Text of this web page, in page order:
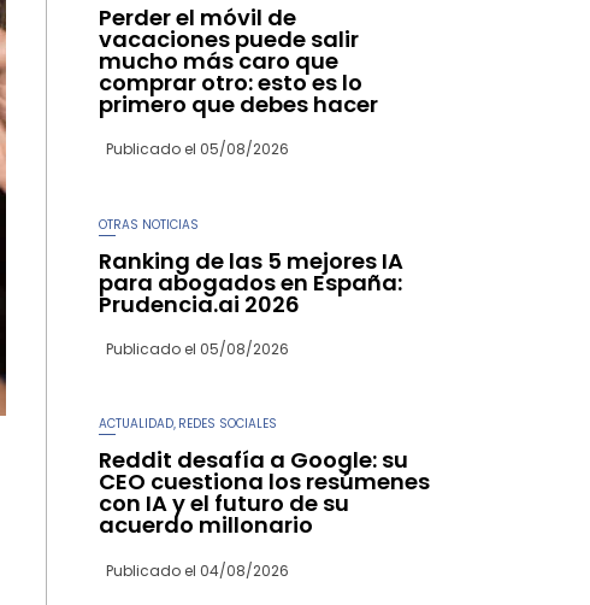
Perder el móvil de
vacaciones puede salir
mucho más caro que
comprar otro: esto es lo
primero que debes hacer
Publicado el 05/08/2026
OTRAS NOTICIAS
Ranking de las 5 mejores IA
para abogados en España:
Prudencia.ai 2026
Publicado el 05/08/2026
ACTUALIDAD, REDES SOCIALES
Reddit desafía a Google: su
CEO cuestiona los resúmenes
con IA y el futuro de su
acuerdo millonario
Publicado el 04/08/2026